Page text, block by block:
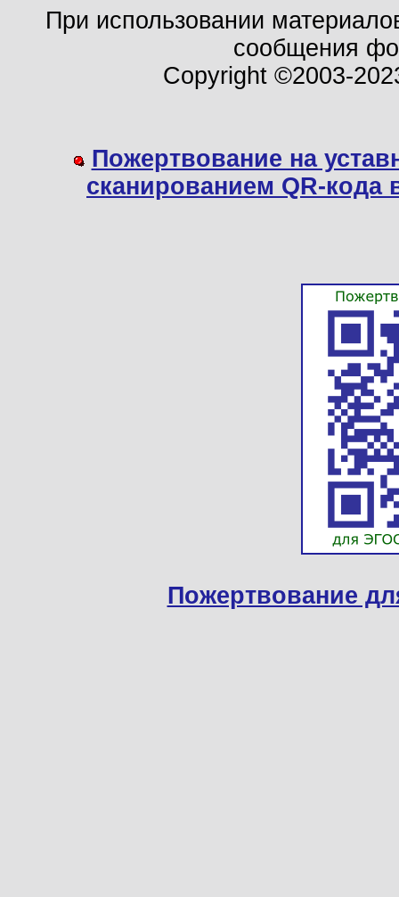
При использовании
сообщения
Copyright ©2003-
Пожертвование на
сканированием QR-
Пожертвование